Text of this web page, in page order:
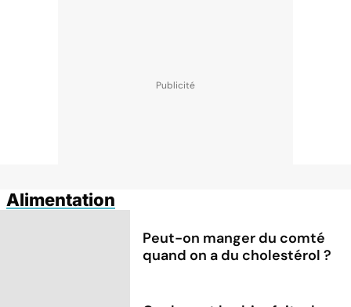
Alimentation
Peut-on manger du comté
quand on a du cholestérol ?